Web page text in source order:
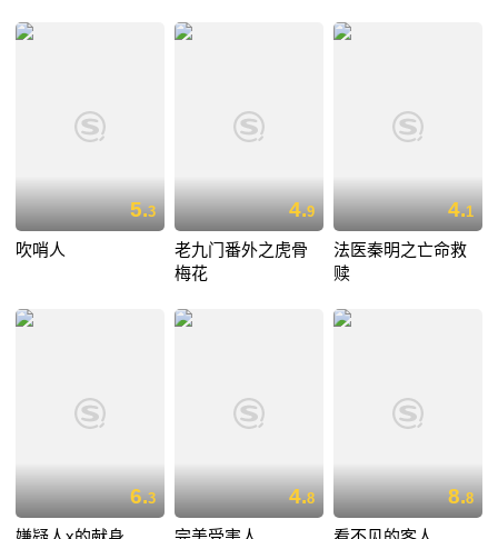
5.3
吹哨人
4.9
老九门番外之虎骨
梅花
4.1
法医秦明之亡命救
赎
6.3 4.8 8.8